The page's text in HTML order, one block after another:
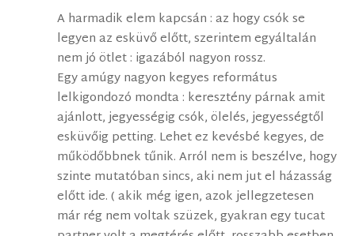
A harmadik elem kapcsán : az hogy csók se
legyen az esküvő előtt, szerintem egyáltalán
nem jó ötlet : igazából nagyon rossz.
Egy amúgy nagyon kegyes református
lelkigondozó mondta : keresztény párnak amit
ajánlott, jegyességig csók, ölelés, jegyességtől
esküvőig petting. Lehet ez kevésbé kegyes, de
működőbbnek tűnik. Arról nem is beszélve, hogy
szinte mutatóban sincs, aki nem jut el házasság
előtt ide. ( akik még igen, azok jellegzetesen
már rég nem voltak szüzek, gyakran egy tucat